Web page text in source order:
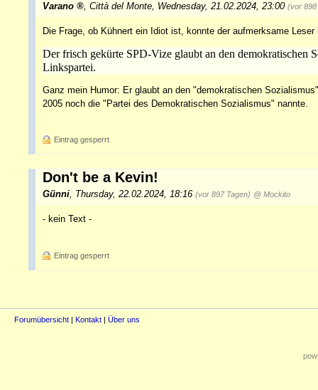
Varano , Città del Monte, Wednesday, 21.02.2024, 23:00 (vor 898
Die Frage, ob Kühnert ein Idiot ist, konnte der aufmerksame
Der frisch gekürte SPD-Vize glaubt an den demokratischen
Linkspartei.
Ganz mein Humor: Er glaubt an den "demokratischen
2005 noch die "Partei des Demokratischen Sozialismus" nannte.
Eintrag gesperrt
Don't be a Kevin!
Günni, Thursday, 22.02.2024, 18:16 (vor 897 Tagen) @ Mockito
- kein Text -
Eintrag gesperrt
Forumübersicht | Kontakt | Über uns